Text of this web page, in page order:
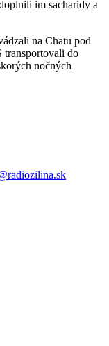
im sacharidy a
na Chatu pod
do
nočných